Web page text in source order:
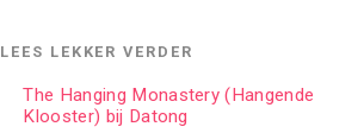
LEES LEKKER VERDER
The Hanging Monastery (Hangende
Klooster) bij Datong